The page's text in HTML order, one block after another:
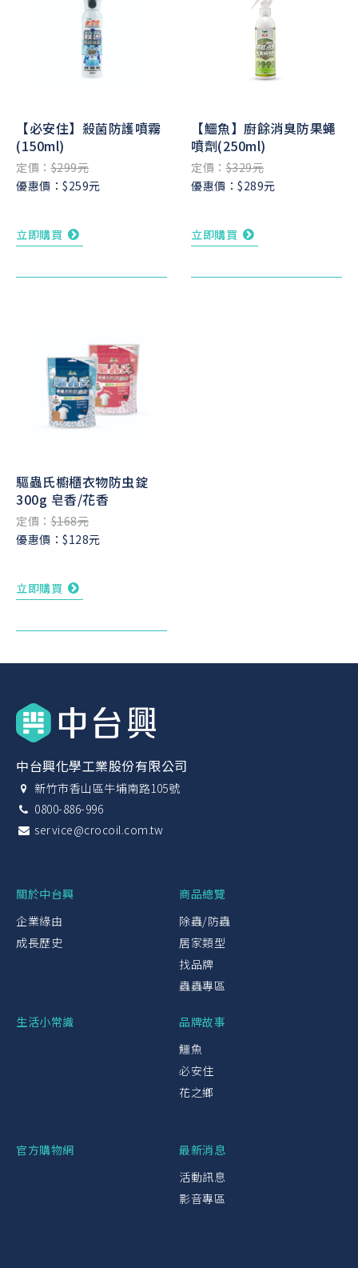
【必安住】殺菌防護噴霧
(150ml)
定價：$299元
優惠價：$259元
立即購買
【鱷魚】廚餘消臭防果蠅
噴劑(250ml)
定價：$329元
優惠價：$289元
立即購買
驅蟲氏櫥櫃衣物防虫錠
300g 皂香/花香
定價：$168元
優惠價：$128元
立即購買
中台興化學工業股份有限公司
新竹市香山區牛埔南路105號
0800-886-996
service@crocoil.com.tw
關於中台興
企業緣由
成長歷史
商品總覽
除蟲/防蟲
居家類型
找品牌
蟲蟲專區
生活小常識
品牌故事
鱷魚
必安住
花之鄉
官方購物網
最新消息
活動訊息
影音專區